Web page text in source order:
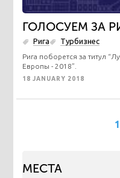
ГОЛОСУЕМ ЗА
Рига Турбизнес
Рига поборется за титул
Европы - 2018”.
18 JANUARY 2018
1
МЕСТА